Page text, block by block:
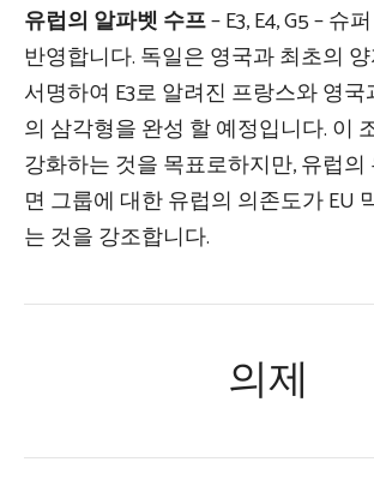
유럽의 알파벳 수프– E3, E4, G5 – 슈
반영합니다. 독일은 영국과 최초의
서명하여 E3로 알려진 프랑스와 영
의 삼각형을 완성 할 예정입니다. 이
강화하는 것을 목표로하지만, 유럽
면 그룹에 대한 유럽의 의존도가 EU
는 것을 강조합니다.
의제